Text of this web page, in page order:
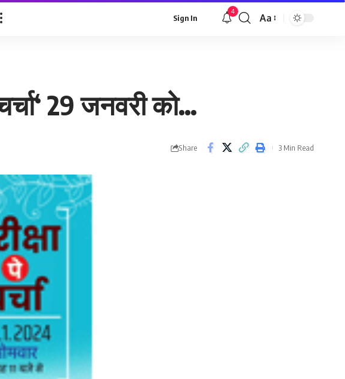
Sign In
4
Font
Aa
29 जनवरी को…
Share 3 Min Read